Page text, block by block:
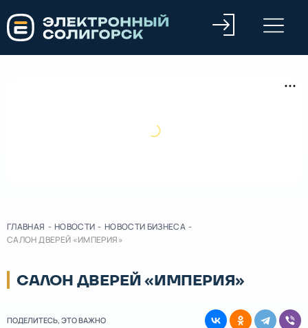
ГЛАВНАЯ - НОВОСТИ - НОВОСТИ БИЗНЕСА -
САЛОН ДВЕРЕЙ «ИМПЕРИЯ»
САЛОН ДВЕРЕЙ «ИМПЕРИЯ»
ПОДЕЛИТЕСЬ, ЭТО ВАЖНО